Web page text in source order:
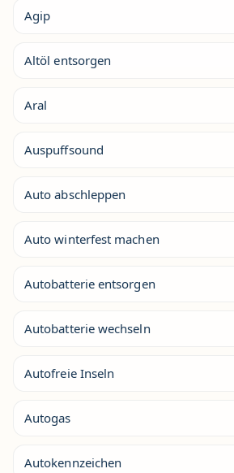
Agip
Altöl entsorgen
Aral
Auspuffsound
Auto abschleppen
Auto winterfest machen
Autobatterie entsorgen
Autobatterie wechseln
Autofreie Inseln
Autogas
Autokennzeichen